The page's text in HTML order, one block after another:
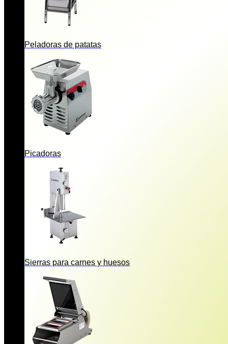
Peladoras de patatas
Picadoras
Sierras para carnes y huesos